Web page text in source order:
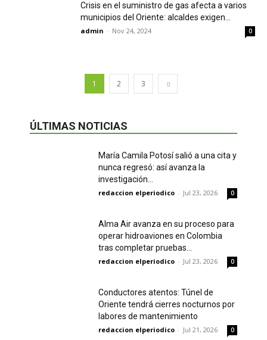
Crisis en el suministro de gas afecta a varios
municipios del Oriente: alcaldes exigen...
admin - Nov 24, 2024 0
1 2 3
ÚLTIMAS NOTICIAS
María Camila Potosí salió a una cita y
nunca regresó: así avanza la
investigación...
redaccion elperiodico - Jul 23, 2026 0
Alma Air avanza en su proceso para
operar hidroaviones en Colombia
tras completar pruebas...
redaccion elperiodico - Jul 23, 2026 0
Conductores atentos: Túnel de
Oriente tendrá cierres nocturnos por
labores de mantenimiento
redaccion elperiodico - Jul 21, 2026 0